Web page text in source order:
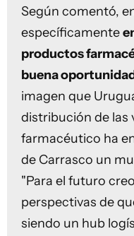
Según comentó,
específicamente
productos
buena
imagen que
distribución de las
farmacéutico ha
de Carrasco un
"Para el futuro
perspectivas de
siendo un hub